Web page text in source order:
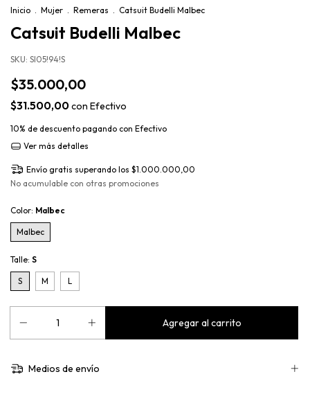
Inicio Mujer Remeras Catsuit Budelli Malbec
Catsuit Budelli Malbec
SKU: SI05!94!S
$35.000,00
$31.500,00con Efectivo
10% de descuento pagando con Efectivo
Ver más detalles
Envío gratis superando los $1.000.000,00
No acumulable con otras promociones
Color: Malbec
Malbec
Talle: S
S M L
Medios de envío